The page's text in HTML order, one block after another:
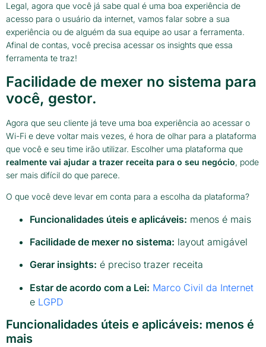
Legal, agora que você já sabe qual é uma boa experiência de
acesso para o usuário da internet, vamos falar sobre a sua
experiência ou de alguém da sua equipe ao usar a ferramenta.
Afinal de contas, você precisa acessar os insights que essa
ferramenta te traz!
Facilidade de mexer no sistema para
você, gestor.
Agora que seu cliente já teve uma boa experiência ao acessar o
Wi-Fi e deve voltar mais vezes, é hora de olhar para a plataforma
que você e seu time irão utilizar. Escolher uma plataforma que
realmente vai ajudar a trazer receita para o seu negócio, pode
ser mais difícil do que parece.
O que você deve levar em conta para a escolha da plataforma?
Funcionalidades úteis e aplicáveis: menos é mais
Facilidade de mexer no sistema: layout amigável
Gerar insights: é preciso trazer receita
Estar de acordo com a Lei: Marco Civil da Internet
e LGPD
Funcionalidades úteis e aplicáveis: menos é
mais